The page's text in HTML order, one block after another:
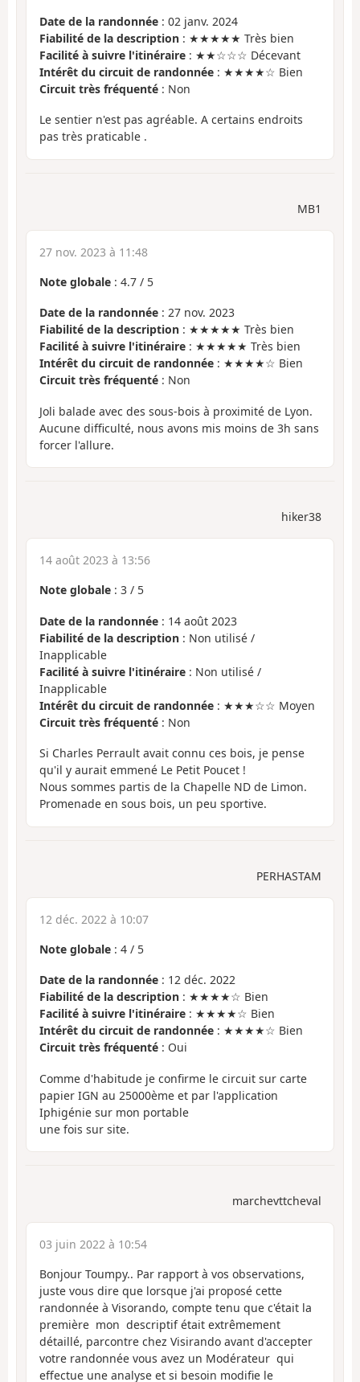
Date de la randonnée : 02 janv. 2024
Fiabilité de la description : ★★★★★ Très bien
Facilité à suivre l'itinéraire : ★★☆☆☆ Décevant
Intérêt du circuit de randonnée : ★★★★☆ Bien
Circuit très fréquenté : Non
Le sentier n'est pas agréable. A certains endroits
pas très praticable .
MB1
27 nov. 2023 à 11:48
Note globale : 4.7 / 5
Date de la randonnée : 27 nov. 2023
Fiabilité de la description : ★★★★★ Très bien
Facilité à suivre l'itinéraire : ★★★★★ Très bien
Intérêt du circuit de randonnée : ★★★★☆ Bien
Circuit très fréquenté : Non
Joli balade avec des sous-bois à proximité de Lyon.
Aucune difficulté, nous avons mis moins de 3h sans
forcer l'allure.
hiker38
14 août 2023 à 13:56
Note globale : 3 / 5
Date de la randonnée : 14 août 2023
Fiabilité de la description : Non utilisé /
Inapplicable
Facilité à suivre l'itinéraire : Non utilisé /
Inapplicable
Intérêt du circuit de randonnée : ★★★☆☆ Moyen
Circuit très fréquenté : Non
Si Charles Perrault avait connu ces bois, je pense
qu'il y aurait emmené Le Petit Poucet !
Nous sommes partis de la Chapelle ND de Limon.
Promenade en sous bois, un peu sportive.
PERHASTAM
12 déc. 2022 à 10:07
Note globale : 4 / 5
Date de la randonnée : 12 déc. 2022
Fiabilité de la description : ★★★★☆ Bien
Facilité à suivre l'itinéraire : ★★★★☆ Bien
Intérêt du circuit de randonnée : ★★★★☆ Bien
Circuit très fréquenté : Oui
Comme d'habitude je confirme le circuit sur carte
papier IGN au 25000ème et par l'application
Iphigénie sur mon portable
une fois sur site.
marchevttcheval
03 juin 2022 à 10:54
Bonjour Toumpy.. Par rapport à vos observations,
juste vous dire que lorsque j'ai proposé cette
randonnée à Visorando, compte tenu que c'était la
première mon descriptif était extrêmement
détaillé, parcontre chez Visirando avant d'accepter
votre randonnée vous avez un Modérateur qui
effectue une analyse et si besoin modifie le